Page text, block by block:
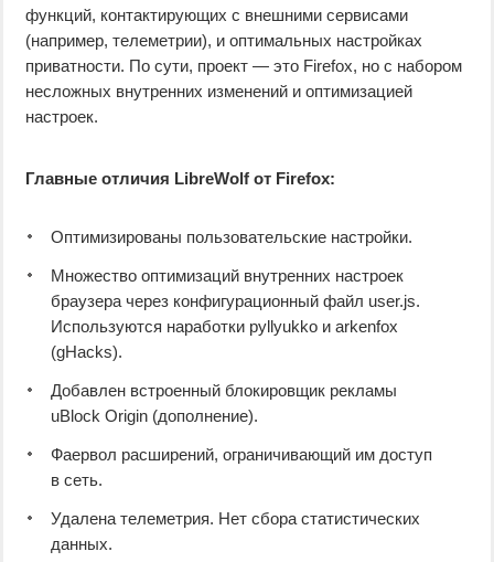
функций, контактирующих с внешними сервисами
(например, телеметрии), и оптимальных настройках
приватности. По сути, проект — это Firefox, но с набором
несложных внутренних изменений и оптимизацией
настроек.
Главные отличия LibreWolf от Firefox:
Оптимизированы пользовательские настройки.
Множество оптимизаций внутренних настроек
браузера через конфигурационный файл user.js.
Используются наработки pyllyukko и arkenfox
(gHacks).
Добавлен встроенный блокировщик рекламы
uBlock Origin (дополнение).
Фаервол расширений, ограничивающий им доступ
в сеть.
Удалена телеметрия. Нет сбора статистических
данных.